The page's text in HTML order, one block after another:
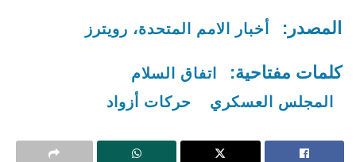
المصدر: أخبار الامم المتحدة، رويترز
كلمات مفتاحية:
اتفاق السلام
المجلس العسكري
حركات أزواد